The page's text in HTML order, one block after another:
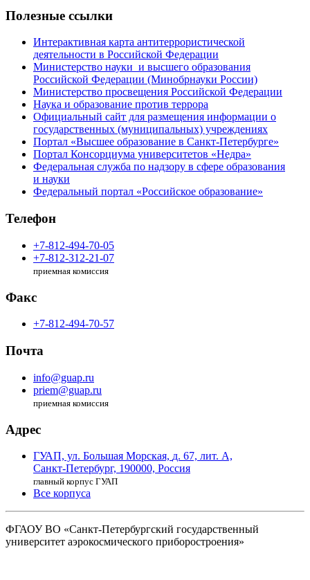
Полезные ссылки
Интерактивная карта антитеррористической
деятельности в Российской Федерации
Министерство науки и высшего образования
Российской Федерации (Минобрнауки России)
Министерство просвещения Российской Федерации
Наука и образование против террора
Официальный сайт для размещения информации о
государственных (муниципальных) учреждениях
Портал «Высшее образование в Санкт-Петербурге»
Портал Консорциума университетов «Недра»
Федеральная служба по надзору в сфере образования
и науки
Федеральный портал «Российское образование»
Телефон
+7-812-494-70-05
+7-812-312-21-07
приемная комиссия
Факс
+7-812-494-70-57
Почта
info@guap.ru
priem@guap.ru
приемная комиссия
Адрес
ГУАП, ул. Большая Морская, д. 67, лит. А,
Санкт-Петербург, 190000, Россия
главный корпус ГУАП
Все корпуса
ФГАОУ ВО «Санкт-Петербургский государственный
университет аэрокосмического приборостроения»